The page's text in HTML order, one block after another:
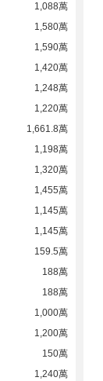
1,088萬
1,580萬
1,590萬
1,420萬
1,248萬
1,220萬
1,661.8萬
1,198萬
1,320萬
1,455萬
1,145萬
1,145萬
159.5萬
188萬
188萬
1,000萬
1,200萬
150萬
1,240萬